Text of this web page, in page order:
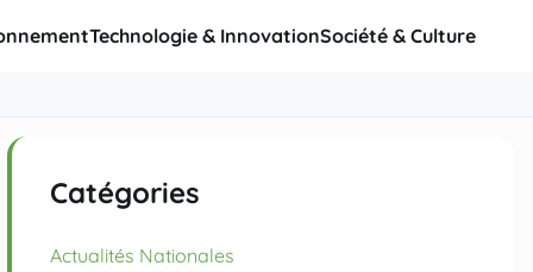
Technologie & InnovationSociété & Culture
Catégories
Actualités Nationales